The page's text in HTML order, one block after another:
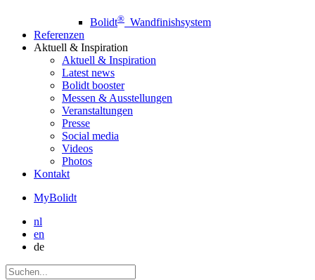
Bolidt® Wandfinishsystem
Referenzen
Aktuell & Inspiration
Aktuell & Inspiration
Latest news
Bolidt booster
Messen & Ausstellungen
Veranstaltungen
Presse
Social media
Videos
Photos
Kontakt
MyBolidt
nl
en
de